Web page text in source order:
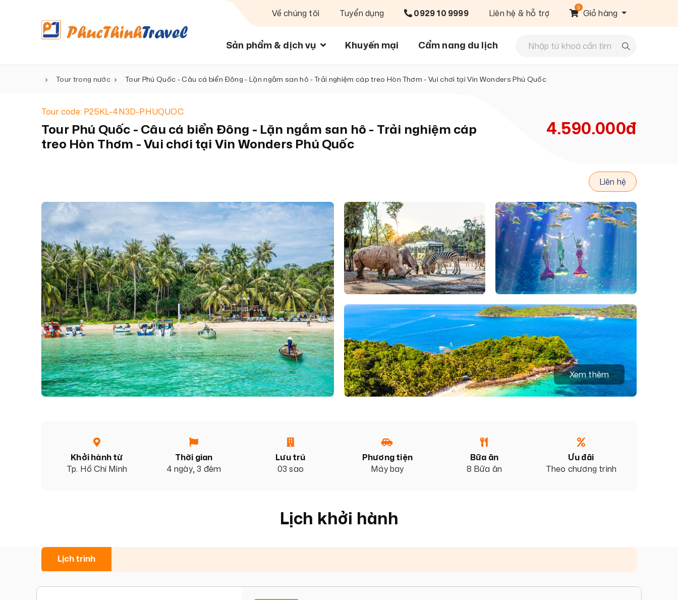
Về chúng tôi Tuyển dụng 0929 10 9999 Liên hệ & hỗ trợ 0 Giỏ hàng
Sản phẩm & dịch vụ Khuyến mại Cẩm nang du lịch
Tour trong nước Tour Phú Quốc - Câu cá biển Đông - Lặn ngắm san hô - Trải nghiệm cáp treo Hòn Thơm - Vui chơi tại Vin Wonders Phú Quốc
Tour code: P25KL-4N3D-PHUQUOC
Tour Phú Quốc - Câu cá biển Đông - Lặn ngắm san hô - Trải nghiệm cáp
treo Hòn Thơm - Vui chơi tại Vin Wonders Phú Quốc
4.590.000đ
Liên hệ
Xem thêm
Khởi hành từ
Tp. Hồ Chí Minh
Thời gian
4 ngày, 3 đêm
Lưu trú
03 sao
Phương tiện
Máy bay
Bữa ăn
8 Bữa ăn
Ưu đãi
Theo chương trình
Lịch khởi hành
Lịch trình